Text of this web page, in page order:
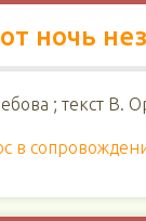
ночь
; текст В.
в